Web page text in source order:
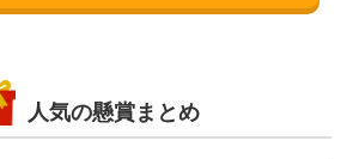
人気の懸賞まとめ